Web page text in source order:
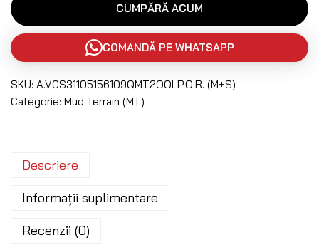
CUMPĂRĂ ACUM
COMANDĂ PE WHATSAPP
SKU: A.VCS31105156109QMT2OOLP.O.R. (M+S)
Categorie: Mud Terrain (MT)
Descriere
Informații suplimentare
Recenzii (0)